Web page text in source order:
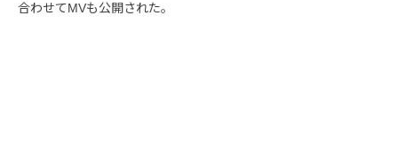
合わせてMVも公開された。